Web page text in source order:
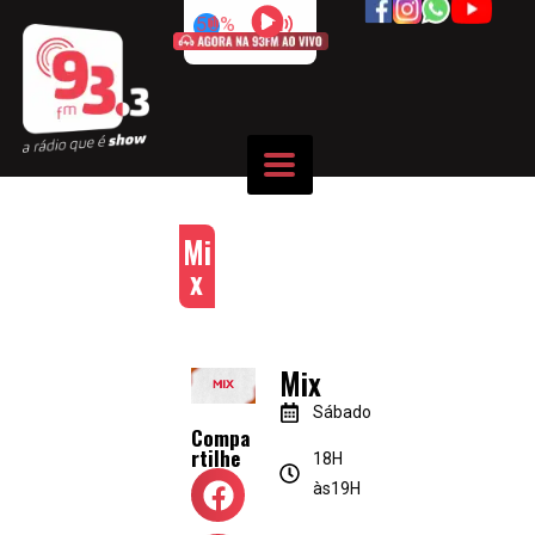
50%
Mi
x
Compa
rtilhe
Mix
Sábado
18H
às19H